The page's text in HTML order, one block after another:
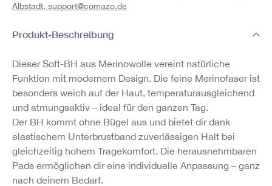
Albstadt, support@comazo.de
Produkt-Beschreibung
Dieser Soft-BH aus Merinowolle vereint natürliche
Funktion mit modernem Design. Die feine Merinofaser ist
besonders weich auf der Haut, temperaturausgleichend
und atmungsaktiv – ideal für den ganzen Tag.
Der BH kommt ohne Bügel aus und bietet dir dank
elastischem Unterbrustband zuverlässigen Halt bei
gleichzeitig hohem Tragekomfort. Die herausnehmbaren
Pads ermöglichen dir eine individuelle Anpassung – ganz
nach deinem Bedarf.